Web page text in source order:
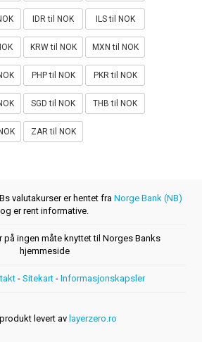
IDR til NOK ILS til NOK
KRW til NOK MXN til NOK
PHP til NOK PKR til NOK
SGD til NOK THB til NOK
ZAR til NOK
valutakurser er hentet fra Norge Bank (NB)
og er rent informative.
på ingen måte knyttet til Norges Banks
hjemmeside
- Sitekart - Informasjonskapsler
levert av layerzero.ro